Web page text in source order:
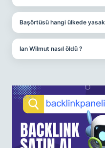
Başörtüsü hangi ülkede
Ian Wilmut nasıl öldü ?